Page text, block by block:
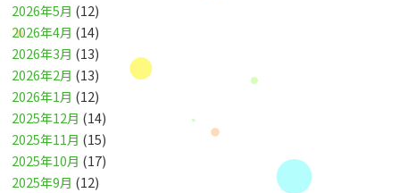
2026年5月 (12)
2026年4月 (14)
2026年3月 (13)
2026年2月 (13)
2026年1月 (12)
2025年12月 (14)
2025年11月 (15)
2025年10月 (17)
2025年9月 (12)